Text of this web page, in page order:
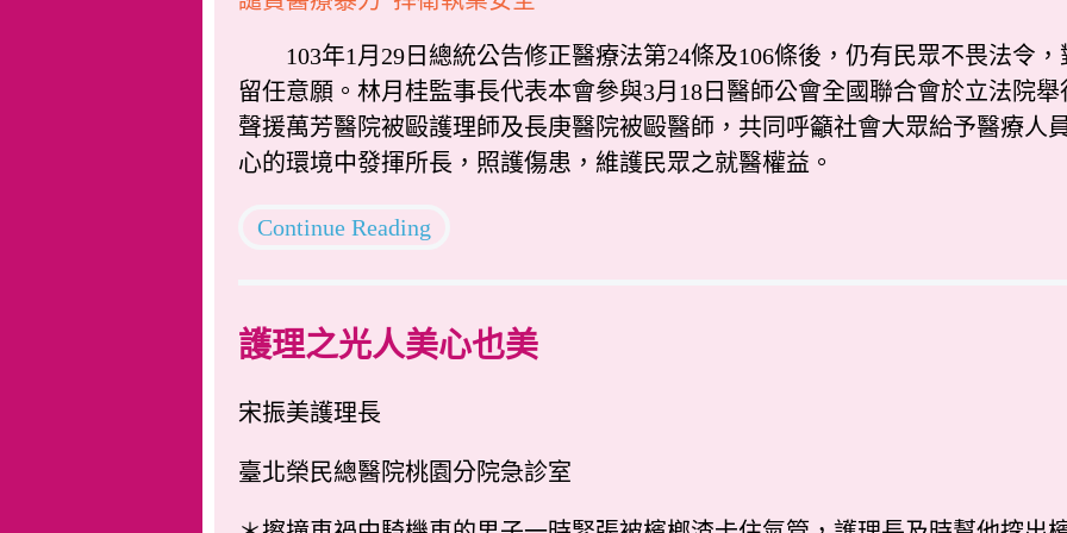
103年1月29日總統公告修正醫療法第24條及106條後，仍有民眾不畏法令
留任意願。林月桂監事長代表本會參與3月18日醫師公會全國聯合會於立法院
聲援萬芳醫院被毆護理師及長庚醫院被毆醫師，共同呼籲社會大眾給予醫療人
心的環境中發揮所長，照護傷患，維護民眾之就醫權益。
Continue Reading
護理之光人美心也美
宋振美護理長
臺北榮民總醫院桃園分院急診室